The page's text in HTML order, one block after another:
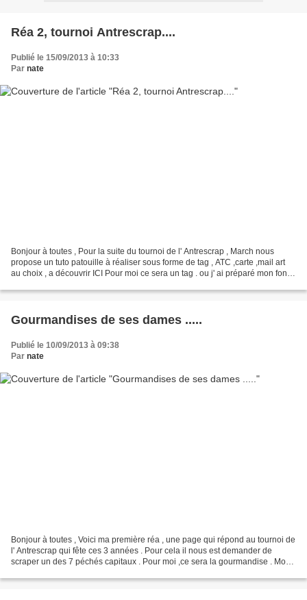
Réa 2, tournoi Antrescrap....
Publié le 15/09/2013 à 10:33
Par nate
Bonjour à toutes , Pour la suite du tournoi de l' Antrescrap , March nous
propose un tuto patouille à réaliser sous forme de tag , ATC ,carte ,mail art
au choix , a découvrir ICI Pour moi ce sera un tag . ou j' ai préparé mon fond
Gourmandises de ses dames .....
Publié le 10/09/2013 à 09:38
Par nate
Bonjour à toutes , Voici ma première réa , une page qui répond au tournoi de
l' Antrescrap qui fête ces 3 années . Pour cela il nous est demander de
scraper un des 7 péchés capitaux . Pour moi ,ce sera la gourmandise . Mon